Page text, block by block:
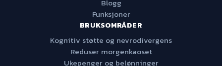
Blogg
Funksjoner
BRUKSOMRÅDER
Kognitiv støtte og nevrodivergens
Reduser morgenkaoset
Ukepenger og belønninger